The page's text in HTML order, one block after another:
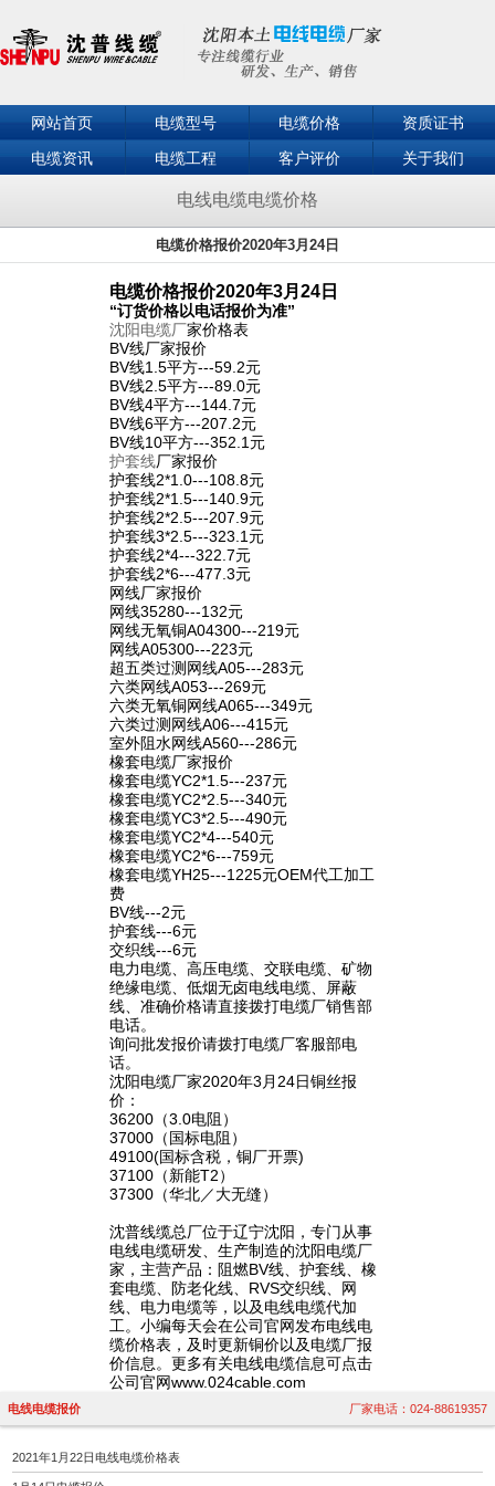
网站首页 电缆型号 电缆价格
资质证书
电缆资讯
电缆工程 客户评价
关于我们
电线电缆电缆价格
电缆价格报价2020年3月24日
电缆价格报价2020年3月24日
“订货价格以电话报价为准”
沈阳电缆厂家价格表
BV线厂家报价
BV线1.5平方---59.2元
BV线2.5平方---89.0元
BV线4平方---144.7元
BV线6平方---207.2元
BV线10平方---352.1元
护套线厂家报价
护套线2*1.0---108.8元
护套线2*1.5---140.9元
护套线2*2.5---207.9元
护套线3*2.5---323.1元
护套线2*4---322.7元
护套线2*6---477.3元
网线厂家报价
网线35280---132元
网线无氧铜A04300---219元
网线A05300---223元
超五类过测网线A05---283元
六类网线A053---269元
六类无氧铜网线A065---349元
六类过测网线A06---415元
室外阻水网线A560---286元
橡套电缆厂家报价
橡套电缆YC2*1.5---237元
橡套电缆YC2*2.5---340元
橡套电缆YC3*2.5---490元
橡套电缆YC2*4---540元
橡套电缆YC2*6---759元
橡套电缆YH25---1225元OEM代工加工
费
BV线---2元
护套线---6元
交织线---6元
电力电缆、高压电缆、交联电缆、矿物
绝缘电缆、低烟无卤电线电缆、屏蔽
线、准确价格请直接拨打电缆厂销售部
电话。
询问批发报价请拨打电缆厂客服部电
话。
沈阳电缆厂家2020年3月24日铜丝报
价：
36200（3.0电阻）
37000（国标电阻）
49100(国标含税，铜厂开票)
37100（新能T2）
37300（华北／大无缝）
沈普线缆总厂位于辽宁沈阳，专门从事
电线电缆研发、生产制造的沈阳电缆厂
家，主营产品：阻燃BV线、护套线、橡
套电缆、防老化线、RVS交织线、网
线、电力电缆等，以及电线电缆代加
工。小编每天会在公司官网发布电线电
缆价格表，及时更新铜价以及电缆厂报
价信息。更多有关电线电缆信息可点击
公司官网www.024cable.com
电线电缆报价 厂家电话：024-88619357
2021年1月22日电线电缆价格表